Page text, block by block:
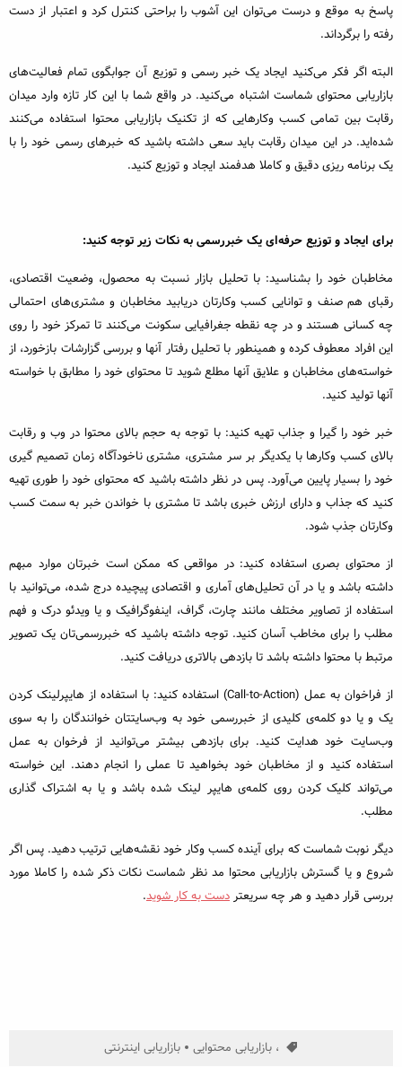
پاسخ به موقع و درست می‌توان این آشوب را براحتی کنترل کرد و اعتبار از دست
رفته را برگرداند.
البته اگر فکر می‌کنید ایجاد یک خبر رسمی و توزیع آن جوابگوی تمام فعالیت‌های
بازاریابی محتوای شماست اشتباه می‌کنید. در واقع شما با این کار تازه وارد میدان
رقابت بین تمامی کسب وکارهایی که از تکنیک بازاریابی محتوا استفاده می‌کنند
شده‌اید. در این میدان رقابت باید سعی داشته باشید که خبرهای رسمی خود را با
یک برنامه ریزی دقیق و کاملا هدفمند ایجاد و توزیع کنید.
برای ایجاد و توزیع حرفه‌ای یک خبررسمی به نکات زیر توجه کنید:
مخاطبان خود را بشناسید: با تحلیل بازار نسبت به محصول، وضعیت اقتصادی،
رقبای هم صنف و توانایی کسب وکارتان دریابید مخاطبان و مشتری‌های احتمالی
چه کسانی هستند و در چه نقطه جغرافیایی سکونت می‌کنند تا تمرکز خود را روی
این افراد معطوف کرده و همینطور با تحلیل رفتار آنها و بررسی گزارشات بازخورد، از
خواسته‌های مخاطبان و علایق آنها مطلع شوید تا محتوای خود را مطابق با خواسته
آنها تولید کنید.
خبر خود را گیرا و جذاب تهیه کنید: با توجه به حجم بالای محتوا در وب و رقابت
بالای کسب وکارها با یکدیگر بر سر مشتری، مشتری ناخودآگاه زمان تصمیم گیری
خود را بسیار پایین می‌آورد. پس در نظر داشته باشید که محتوای خود را طوری تهیه
کنید که جذاب و دارای ارزش خبری باشد تا مشتری با خواندن خبر به سمت کسب
وکارتان جذب شود.
از محتوای بصری استفاده کنید: در مواقعی که ممکن است خبرتان موارد مبهم
داشته باشد و یا در آن تحلیل‌های آماری و اقتصادی پیچیده درج شده، می‌توانید با
استفاده از تصاویر مختلف مانند چارت، گراف، اینفوگرافیک و یا ویدئو درک و فهم
مطلب را برای مخاطب آسان کنید. توجه داشته باشید که خبررسمی‌تان یک تصویر
مرتبط با محتوا داشته باشد تا بازدهی بالاتری دریافت کنید.
از فراخوان به عمل (Call-to-Action) استفاده کنید: با استفاده از هایپرلینک کردن
یک و یا دو کلمه‌ی کلیدی از خبررسمی خود به وب‌سایتتان خوانندگان را به سوی
وب‌سایت خود هدایت کنید. برای بازدهی بیشتر می‌توانید از فرخوان به عمل
استفاده کنید و از مخاطبان خود بخواهید تا عملی را انجام دهند. این خواسته
می‌تواند کلیک کردن روی کلمه‌ی هایپر لینک شده باشد و یا به اشتراک گذاری
مطلب.
دیگر نوبت شماست که برای آینده‌ کسب وکار خود نقشه‌هایی ترتیب دهید. پس اگر
شروع و یا گسترش بازاریابی محتوا مد نظر شماست نکات ذکر شده را کاملا مورد
بررسی قرار دهید و هر چه سریعتردست به کار شوید.
، بازاریابی محتوایی بازاریابی اینترنتی